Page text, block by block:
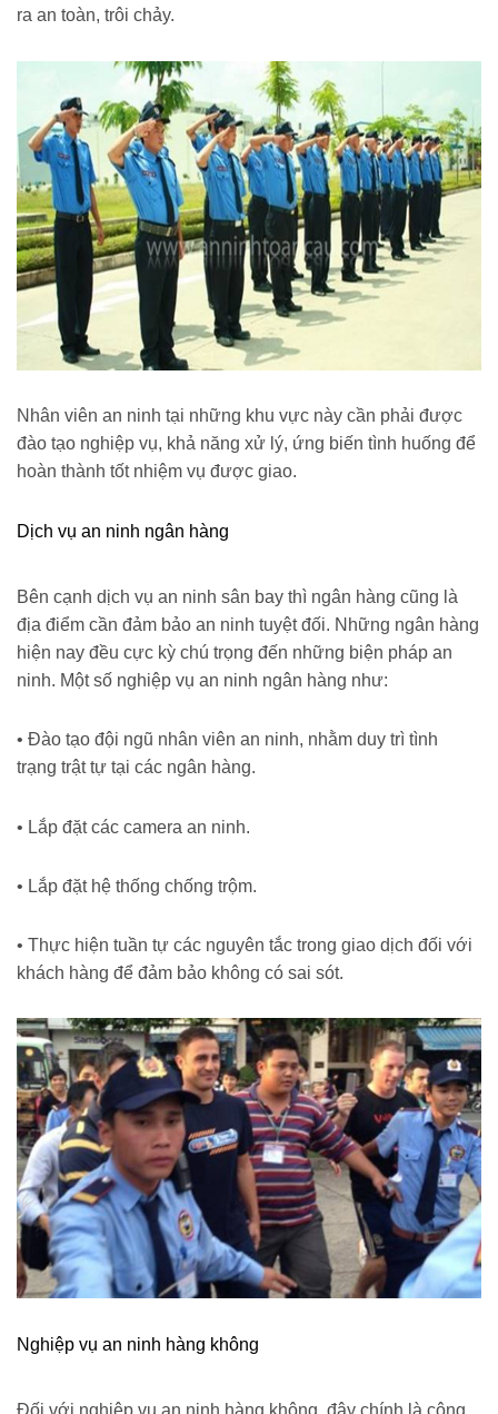
ra an toàn, trôi chảy.
Nhân viên an ninh tại những khu vực này cần phải được
đào tạo nghiệp vụ, khả năng xử lý, ứng biến tình huống để
hoàn thành tốt nhiệm vụ được giao.
Dịch vụ an ninh ngân hàng
Bên cạnh dịch vụ an ninh sân bay thì ngân hàng cũng là
địa điểm cần đảm bảo an ninh tuyệt đối. Những ngân hàng
hiện nay đều cực kỳ chú trọng đến những biện pháp an
ninh. Một số nghiệp vụ an ninh ngân hàng như:
• Đào tạo đội ngũ nhân viên an ninh, nhằm duy trì tình
trạng trật tự tại các ngân hàng.
• Lắp đặt các camera an ninh.
• Lắp đặt hệ thống chống trộm.
• Thực hiện tuần tự các nguyên tắc trong giao dịch đối với
khách hàng để đảm bảo không có sai sót.
Nghiệp vụ an ninh hàng không
Đối với nghiệp vụ an ninh hàng không, đây chính là công